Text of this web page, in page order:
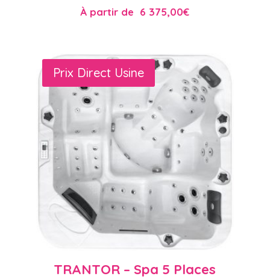
À partir de 6 375,00€
Prix Direct Usine
TRANTOR – Spa 5 Places